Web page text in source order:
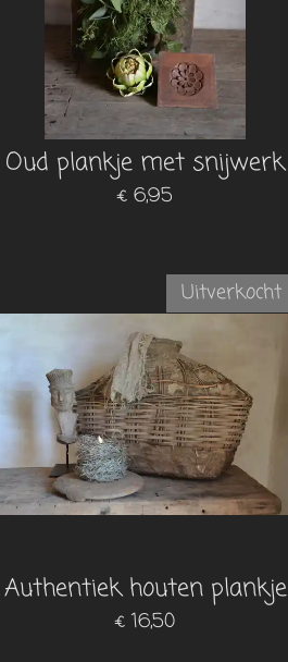
Oud plankje met snijwerk
€ 6,95
Uitverkocht
Authentiek houten plankje
€ 16,50